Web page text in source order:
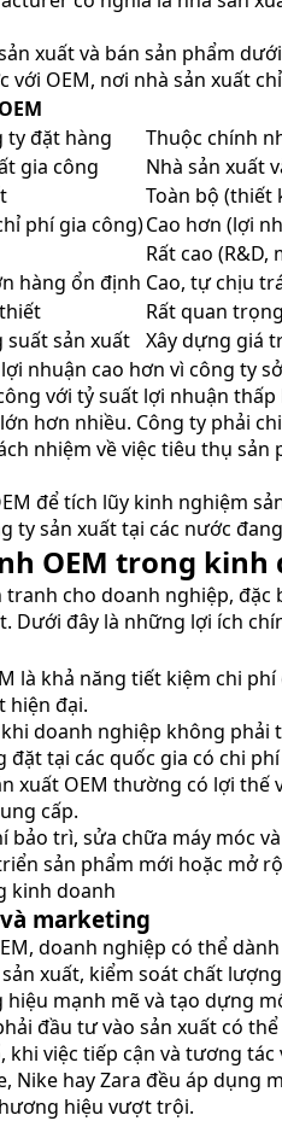
xuất và bán sản phẩm
OEM, nơi nhà sản xuất
OEM
ty đặt hàng
Thuộc chính
gia công
Nhà sản xuất
Toàn bộ (thiết
phí gia công)Cao hơn (lợi
Rất cao
hàng ổn định Cao, tự chịu
Rất quan
suất sản xuất Xây dựng giá
nhuận cao hơn vì công ty
với tỷ suất lợi nhuận thấp
hơn nhiều. Công ty phải
nhiệm về việc tiêu thụ
để tích lũy kinh nghiệm
ty sản xuất tại các nước
OEM trong kinh
cho doanh nghiệp,
Dưới đây là những lợi ích
là khả năng tiết kiệm chi
hiện đại.
doanh nghiệp không
tại các quốc gia có chi
xuất OEM thường có lợi
cấp.
trì, sửa chữa máy móc
sản phẩm mới hoặc mở
marketing
doanh nghiệp có thể
xuất, kiểm soát chất
mạnh mẽ và tạo dựng
đầu tư vào sản xuất có
việc tiếp cận và tương
Nike hay Zara đều áp
hiệu vượt trội.